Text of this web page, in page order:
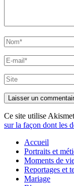
Nom*
E-
mail*
Site
Ce site utilise
sur la façon dont les
Accueil
Portraits et
Moments de
Reportages et
Mariage